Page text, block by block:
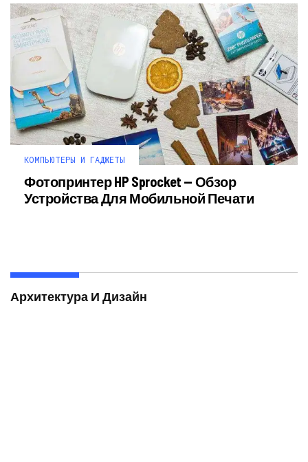
КОМПЬЮТЕРЫ И ГАДЖЕТЫ
Фотопринтер HP Sprocket — Обзор
Устройства Для Мобильной Печати
Архитектура И Дизайн